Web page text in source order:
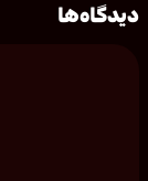
دیدگاه‌ها